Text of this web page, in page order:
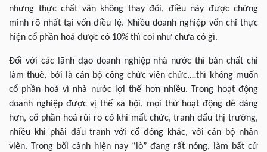
nhưng thực chất vẫn không thay đổi, điều này được chứng
minh rõ nhất tại vốn điều lệ. Nhiều doanh nghiệp vốn chỉ thực
hiện cổ phần hoá được có 10% thì coi như chưa có gì.
Đối với các lãnh đạo doanh nghiệp nhà nước thì bản chất chỉ
làm thuê, bởi là cán bộ công chức viên chức,…thì không muốn
cổ phần hoá vì nhà nước lợi thế hơn nhiều. Trong hoạt động
doanh nghiệp được vị thế xã hội, mọi thứ hoạt động dễ dàng
hơn, cổ phần hoá rủi ro có khi mất chức, tranh đấu thị trường,
nhiều khi phải đấu tranh với cổ đông khác, với cán bộ nhân
viên. Trong bối cảnh hiện nay “lò” đang rất nóng, làm bất cứ